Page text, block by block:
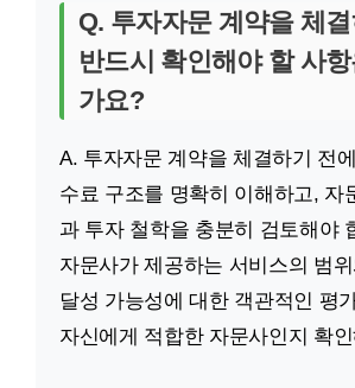
Q. 투자자문 계약을 체결
반드시 확인해야 할 사
가요?
A. 투자자문 계약을 체결하기 전
수료 구조를 명확히 이해하고, 자
과 투자 철학을 충분히 검토해야
자문사가 제공하는 서비스의 범
달성 가능성에 대한 객관적인 평
자신에게 적합한 자문사인지 확